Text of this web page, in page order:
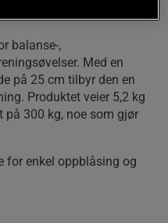
balanse-,
Med en
på 25 cm tilbyr den en
Produktet veier 5,2 kg
på 300 kg, noe som gjør
for enkel oppblåsing og